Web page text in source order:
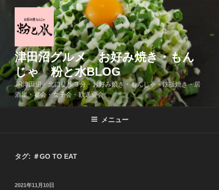
へ
ス
キ
津田沼グルメ お好み焼き・もん
じゃ 粉と水BLOG
JR津田沼・北口徒歩３分・お好み焼き・もんじゃ・鉄板焼き・居
酒屋・宴会・女子会・歓送迎会
メニュー
タグ: ＃GO TO EAT
投
2021年11月10日